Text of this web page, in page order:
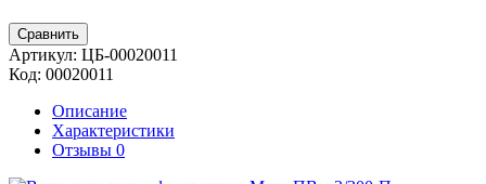
Сравнить
Артикул: ЦБ-00020011
Код: 00020011
Описание
Характеристики
Отзывы 0